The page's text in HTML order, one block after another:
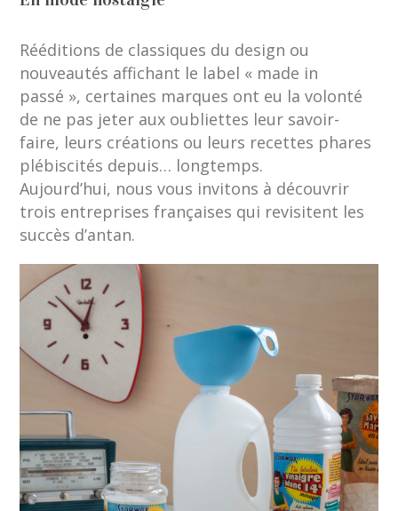
Rééditions de classiques du design ou
nouveautés affichant le label « made in
passé », certaines marques ont eu la volonté
de ne pas jeter aux oubliettes leur savoir-
faire, leurs créations ou leurs recettes phares
plébiscités depuis… longtemps.
Aujourd’hui, nous vous invitons à découvrir
trois entreprises françaises qui revisitent les
succès d’antan.